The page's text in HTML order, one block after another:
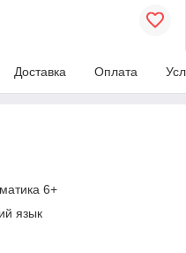
Доставка Оплата
6+